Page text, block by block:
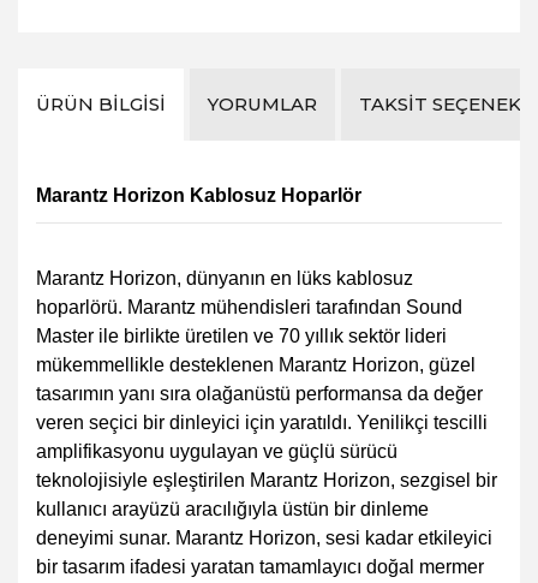
ÜRÜN BILGISI YORUMLAR TAKSIT
Marantz Horizon Kablosuz Hoparlör
Marantz Horizon, dünyanın en lüks kablosuz
hoparlörü. Marantz mühendisleri tarafından Sound
Master ile birlikte üretilen ve 70 yıllık sektör lideri
mükemmellikle desteklenen Marantz Horizon, güzel
tasarımın yanı sıra olağanüstü performansa da değer
veren seçici bir dinleyici için yaratıldı. Yenilikçi tescilli
amplifikasyonu uygulayan ve güçlü sürücü
teknolojisiyle eşleştirilen Marantz Horizon, sezgisel bir
kullanıcı arayüzü aracılığıyla üstün bir dinleme
deneyimi sunar. Marantz Horizon, sesi kadar etkileyici
bir tasarım ifadesi yaratan tamamlayıcı doğal mermer